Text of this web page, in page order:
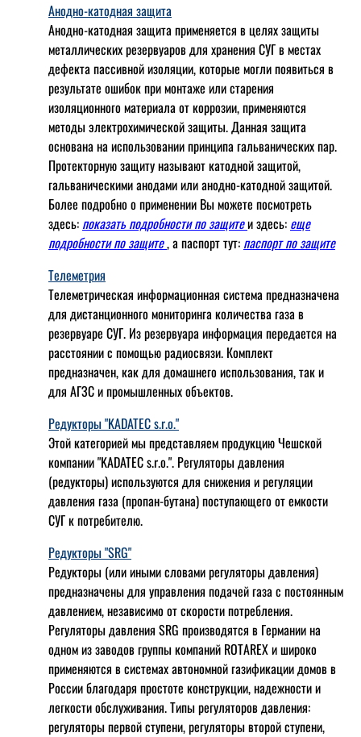
Анодно-катодная защита
Анодно-катодная защита применяется в целях защиты
металлических резервуаров для хранения СУГ в местах
дефекта пассивной изоляции, которые могли появиться в
результате ошибок при монтаже или старения
изоляционного материала от коррозии, применяются
методы электрохимической защиты. Данная защита
основана на использовании принципа гальванических пар.
Протекторную защиту называют катодной защитой,
гальваническими анодами или анодно-катодной защитой.
Более подробно о применении Вы можете посмотреть
здесь: показать подробности по защитеи здесь: еще
подробности по защите, а паспорт тут: паспорт по защите
Телеметрия
Телеметрическая информационная система предназначена
для дистанционного мониторинга количества газа в
резервуаре СУГ. Из резервуара информация передается на
расстоянии с помощью радиосвязи. Комплект
предназначен, как для домашнего использования, так и
для АГЗС и промышленных объектов.
Редукторы "KADATEC s.r.o."
Этой категорией мы представляем продукцию Чешской
компании "KADATEC s.r.o.". Регуляторы давления
(редукторы) используются для снижения и регуляции
давления газа (пропан-бутана) поступающего от емкости
СУГ к потребителю.
Редукторы "SRG"
Редукторы (или иными словами регуляторы давления)
предназначены для управления подачей газа с постоянным
давлением, независимо от скорости потребления.
Регуляторы давления SRG производятся в Германии на
одном из заводов группы компаний ROTAREX и широко
применяются в системах автономной газификации домов в
России благодаря простоте конструкции, надежности и
легкости обслуживания. Типы регуляторов давления:
регуляторы первой ступени, регуляторы второй ступени,